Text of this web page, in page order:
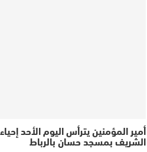
أمير المؤمنين يترأس اليوم الأحد
الشريف بمسجد حسان بالرباط